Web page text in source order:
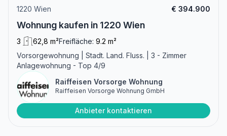
1220 Wien € 394.900
Wohnung kaufen in 1220 Wien
3 62,8 m²Freifläche: 9.2 m²
Vorsorgewohnung | Stadt. Land. Fluss. | 3 - Zimmer
Anlagewohnung - Top 4/9
Raiffeisen Vorsorge Wohnung
Raiffeisen Vorsorge Wohnung GmbH
Anbieter kontaktieren